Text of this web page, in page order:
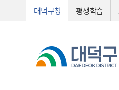
대덕구청 평생학습